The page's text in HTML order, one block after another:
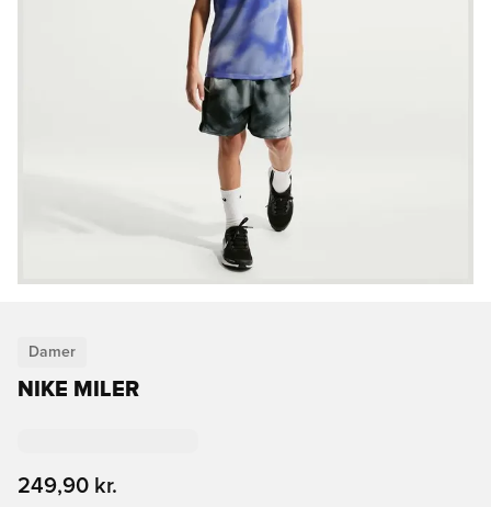
Damer
NIKE MILER
249,90 kr.